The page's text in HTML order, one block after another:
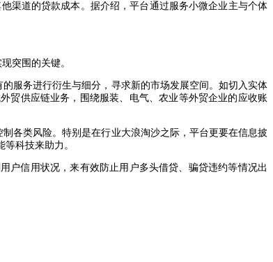
渠道的贷款成本。据介绍，平台通过服务小微企业主与个体
突围的关键。
服务进行衍生与细分，寻求新的市场发展空间。如切入实体
贸供应链业务，围绕服装、电气、农业等外贸企业的应收账
各类风险。特别是在行业大浪淘沙之际，平台更要在信息披
科技来助力。
户信用状况，来有效防止用户多头借贷、骗贷违约等情况出